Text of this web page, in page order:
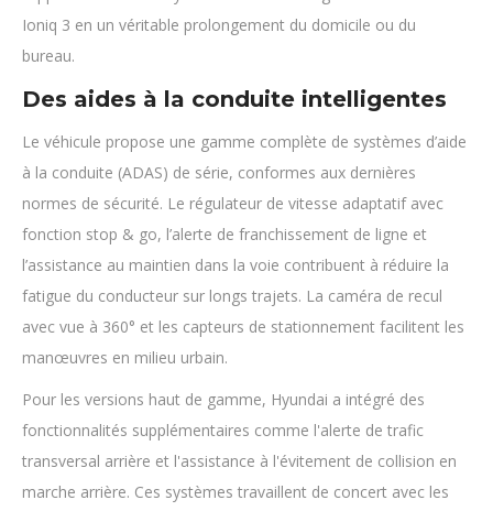
Ioniq 3 en un véritable prolongement du domicile ou du
bureau.
Des aides à la conduite intelligentes
Le véhicule propose une gamme complète de systèmes d’aide
à la conduite (ADAS) de série, conformes aux dernières
normes de sécurité. Le régulateur de vitesse adaptatif avec
fonction stop & go, l’alerte de franchissement de ligne et
l’assistance au maintien dans la voie contribuent à réduire la
fatigue du conducteur sur longs trajets. La caméra de recul
avec vue à 360° et les capteurs de stationnement facilitent les
manœuvres en milieu urbain.
Pour les versions haut de gamme, Hyundai a intégré des
fonctionnalités supplémentaires comme l'alerte de trafic
transversal arrière et l'assistance à l'évitement de collision en
marche arrière. Ces systèmes travaillent de concert avec les